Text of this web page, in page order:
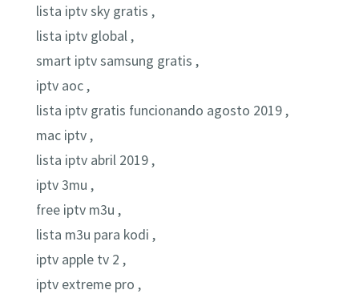
lista iptv sky gratis ,
lista iptv global ,
smart iptv samsung gratis ,
iptv aoc ,
lista iptv gratis funcionando agosto 2019 ,
mac iptv ,
lista iptv abril 2019 ,
iptv 3mu ,
free iptv m3u ,
lista m3u para kodi ,
iptv apple tv 2 ,
iptv extreme pro ,